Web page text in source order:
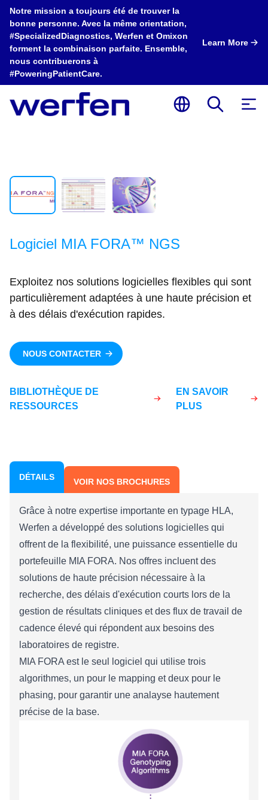
Notre mission a toujours été de trouver la
bonne personne. Avec la même orientation,
#SpecializedDiagnostics, Werfen et Omixon
forment la combinaison parfaite. Ensemble,
nous contribuerons à
#PoweringPatientCare.
Learn More
Logiciel MIA FORA™ NGS
Exploitez nos solutions logicielles flexibles qui sont
particulièrement adaptées à une haute précision et
à des délais d'exécution rapides.
NOUS CONTACTER
BIBLIOTHÈQUE DE
RESSOURCES
EN SAVOIR
PLUS
DÉTAILS VOIR NOS BROCHURES
Grâce à notre expertise importante en typage HLA,
Werfen a développé des solutions logicielles qui
offrent de la flexibilité, une puissance essentielle du
portefeuille MIA FORA. Nos offres incluent des
solutions de haute précision nécessaire à la
recherche, des délais d'exécution courts lors de la
gestion de résultats cliniques et des flux de travail de
cadence élevé qui répondent aux besoins des
laboratoires de registre.
MIA FORA est le seul logiciel qui utilise trois
algorithmes, un pour le mapping et deux pour le
phasing, pour garantir une analayse hautement
précise de la base.